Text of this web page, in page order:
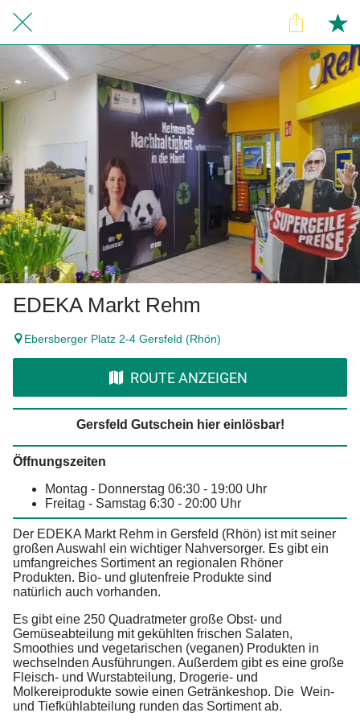
EDEKA Markt Rehm
Ebersberger Platz 2-4 Gersfeld (Rhön)
ROUTE ANZEIGEN
Gersfeld Gutschein hier einlösbar!
Öffnungszeiten
Montag - Donnerstag 06:30 - 19:00 Uhr
Freitag - Samstag 6:30 - 20:00 Uhr
Der EDEKA Markt Rehm in Gersfeld (Rhön) ist mit seiner
großen Auswahl ein wichtiger Nahversorger. Es gibt ein
umfangreiches Sortiment an regionalen Rhöner
Produkten. Bio- und glutenfreie Produkte sind
natürlich auch vorhanden.
Es gibt eine 250 Quadratmeter große Obst- und
Gemüseabteilung mit gekühlten frischen Salaten,
Smoothies und vegetarischen (veganen) Produkten in
wechselnden Ausführungen. Außerdem gibt es eine große
Fleisch- und Wurstabteilung, Drogerie- und
Molkereiprodukte sowie einen Getränkeshop. Die Wein-
und Tiefkühlabteilung runden das Sortiment ab.